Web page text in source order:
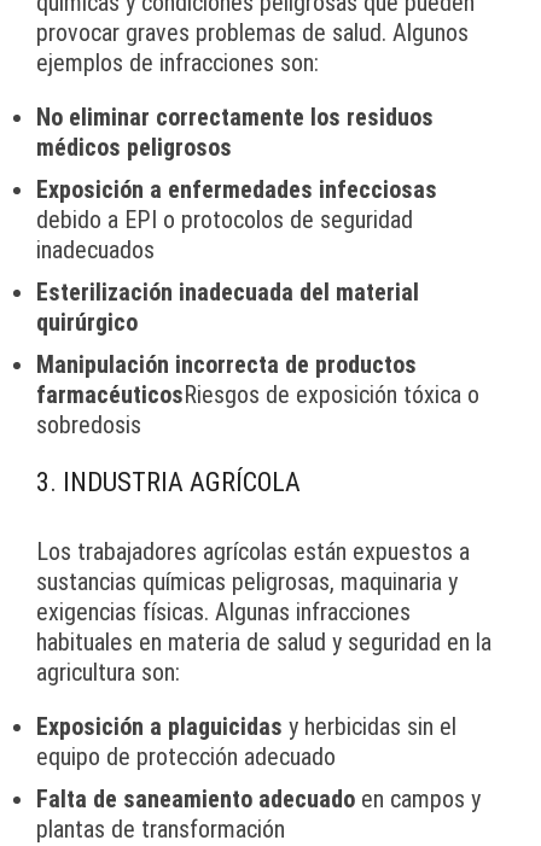
provocar graves problemas de salud. Algunos
ejemplos de infracciones son:
No eliminar correctamente los residuos
médicos peligrosos
Exposición a enfermedades infecciosas
debido a EPI o protocolos de seguridad
inadecuados
Esterilización inadecuada del material
quirúrgico
Manipulación incorrecta de productos
farmacéuticosRiesgos de exposición tóxica o
sobredosis
3. INDUSTRIA AGRÍCOLA
Los trabajadores agrícolas están expuestos a
sustancias químicas peligrosas, maquinaria y
exigencias físicas. Algunas infracciones
habituales en materia de salud y seguridad en la
agricultura son:
Exposición a plaguicidas y herbicidas sin el
equipo de protección adecuado
Falta de saneamiento adecuado en campos y
plantas de transformación